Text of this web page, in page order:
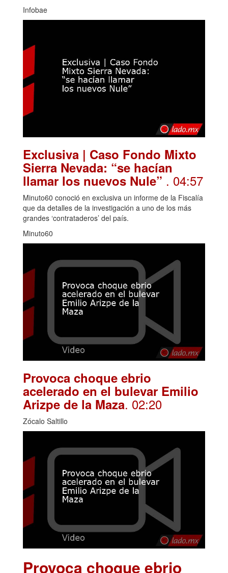
Infobae
Exclusiva | Caso Fondo Mixto
Sierra Nevada: “se hacían
llamar los nuevos Nule” . 04:57
Minuto60 conoció en exclusiva un informe de la Fiscalía
que da detalles de la investigación a uno de los más
grandes ‘contrataderos’ del país.
Minuto60
Provoca choque ebrio
acelerado en el bulevar Emilio
Arizpe de la Maza. 02:20
Zócalo Saltillo
Provoca choque ebrio